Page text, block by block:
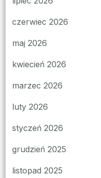
czerwiec 2026
maj 2026
kwiecień 2026
marzec 2026
luty 2026
styczeń 2026
grudzień 2025
listopad 2025